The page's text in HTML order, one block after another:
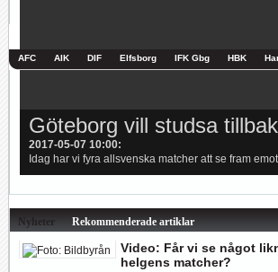
Göteborg vill studsa
2017-05-07 10:00:
Idag har vi fyra allsvenska matcher att se fram
Silly season: Örebro SK
2017-05-05 13:58:
Matchdax går igenom de allsvenska trupperna
Nyheter Rekommenderade artiklar
Video: Får vi se något
helgens matcher?